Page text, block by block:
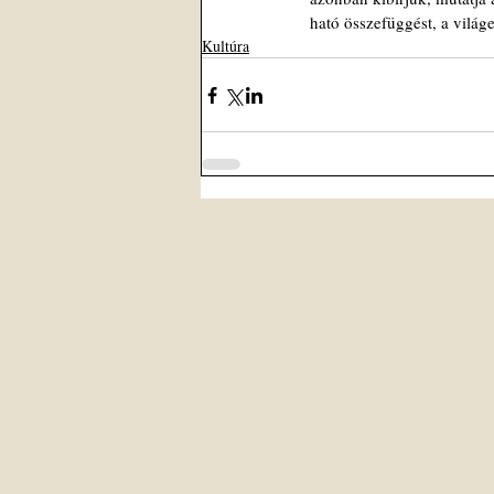
ható összefüggést, a
Kultúra